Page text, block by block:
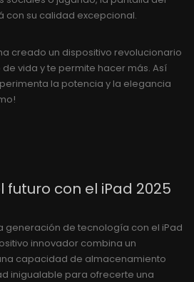
con su calidad excepcional.
creado un dispositivo revolucionario
vida y te permite hacer más. Así
la potencia y la elegancia
futuro con el iPad 2025
generación de tecnología con el iPad
innovador combina un
capacidad de almacenamiento
inigualable para ofrecerte una